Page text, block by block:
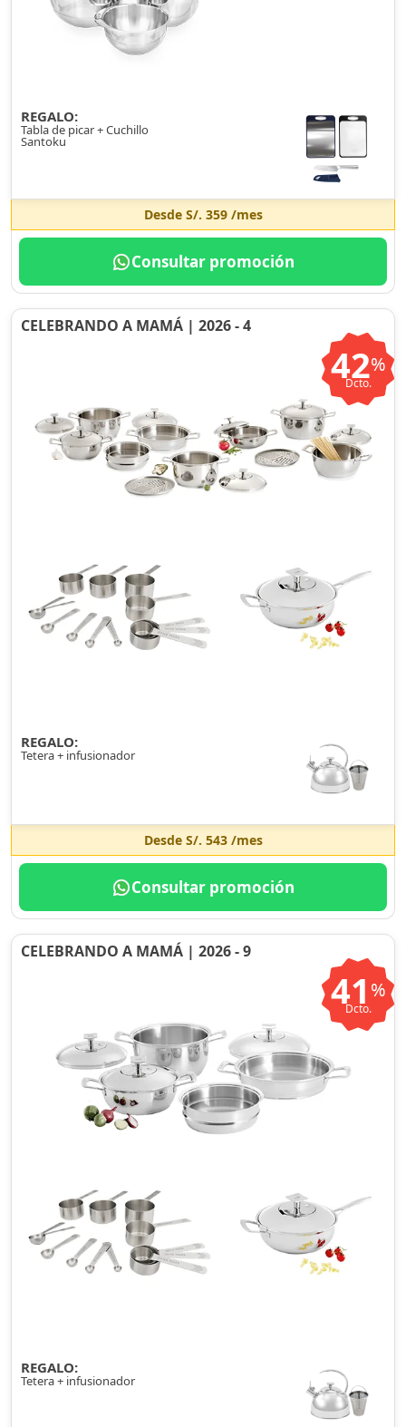
REGALO:
Tabla de picar + Cuchillo
Santoku
Desde S/. 359/mes
Consultar promoción
CELEBRANDO A MAMÁ | 2026 - 4
42%
Dcto.
REGALO:
Tetera + infusionador
Desde S/. 543/mes
Consultar promoción
CELEBRANDO A MAMÁ | 2026 - 9
41 %
Dcto.
REGALO:
Tetera + infusionador